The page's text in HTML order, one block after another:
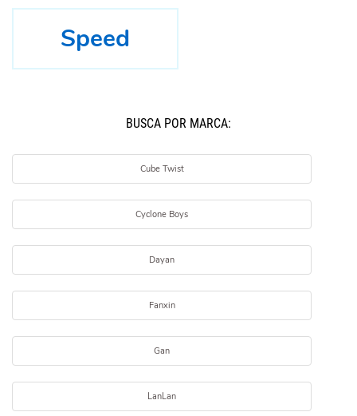
Speed
BUSCÁ POR MARCA:
Cube Twist
Cyclone Boys
Dayan
Fanxin
Gan
LanLan